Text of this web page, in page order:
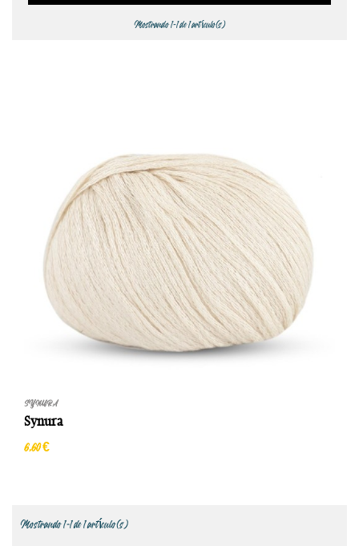
Mostrando 1-1 de 1 artículo(s)
SYNURA
Synura
6,60 €
Mostrando 1-1 de 1 artículo(s)